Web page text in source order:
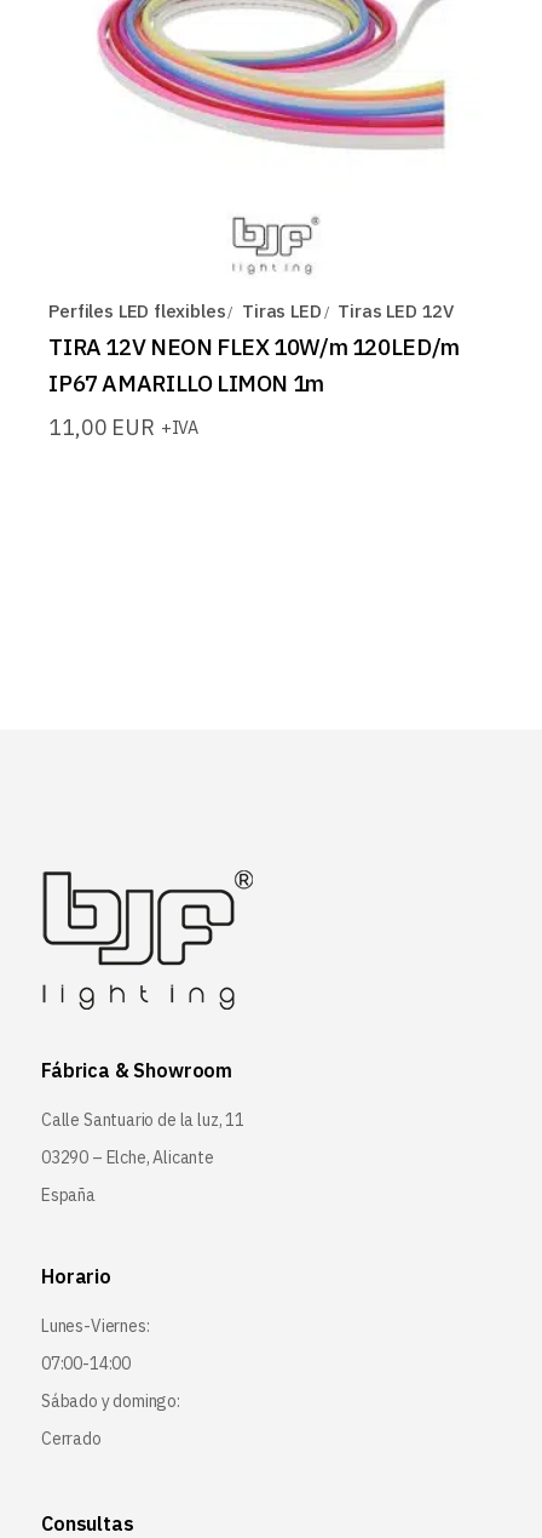
Perfiles LED flexibles Tiras LED Tiras LED 12V
TIRA 12V NEON FLEX 10W/m 120LED/m
IP67 AMARILLO LIMON 1m
11,00 EUR +IVA
Fábrica & Showroom
Calle Santuario de la luz, 11
03290 – Elche, Alicante
España
Horario
Lunes-Viernes:
07:00-14:00
Sábado y domingo:
Cerrado
Consultas